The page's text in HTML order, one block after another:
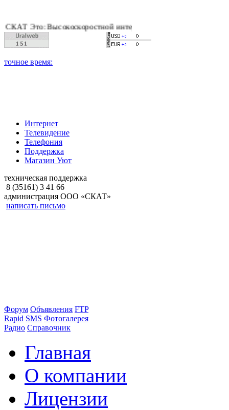
Это: Высокоскоростной интернет, качественное цифровое и
Интернет
Телевидение
Телефония
Поддержка
Магазин Уют
техническая поддержка
8 (35161) 3 41 66
администрация ООО «СКАТ»
написать письмо
Форум Объявления FTP
Rapid SMS Фотогалерея
Радио Справочник
Главная
О компании
Лицензии